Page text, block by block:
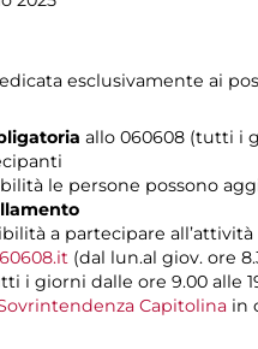
esclusivamente ai
allo 060608 (tutti i
le persone possono
a partecipare
(dal lun.al giov. ore
i giorni dalle ore 9.00 alle
Capitolina in